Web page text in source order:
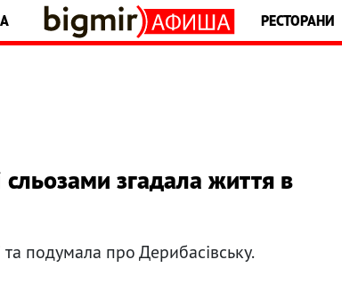
РЕСТОРАНИ
сльозами згадала життя в
та подумала про Дерибасівську.